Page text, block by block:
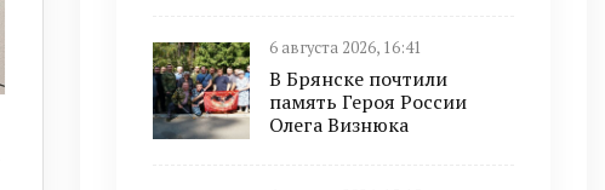
6 августа 2026, 16:41
В Брянске почтили
память Героя России
Олега Визнюка